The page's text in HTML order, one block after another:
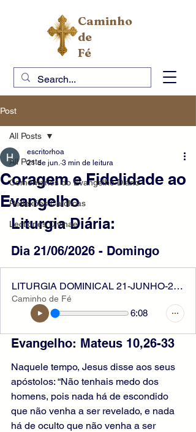
Caminho
de
Fé
Post
All Posts
Comentários do Evangelho Diário
Reflexões Católicas
Lectiones Divinae
All Posts
Coragem e Fidelidade ao
Evangelho
escritorhoa
21 de jun. 3 min de leitura
Liturgia Diária:
Dia 21/06/2026 - Domingo
LITURGIA DOMINICAL 21-JUNHO-2026
Caminho de Fé
6:08
Evangelho: Mateus 10,26-33
Naquele tempo, Jesus disse aos seus
apóstolos: “Não tenhais medo dos
homens, pois nada há de escondido
que não venha a ser revelado, e nada
há de oculto que não venha a ser